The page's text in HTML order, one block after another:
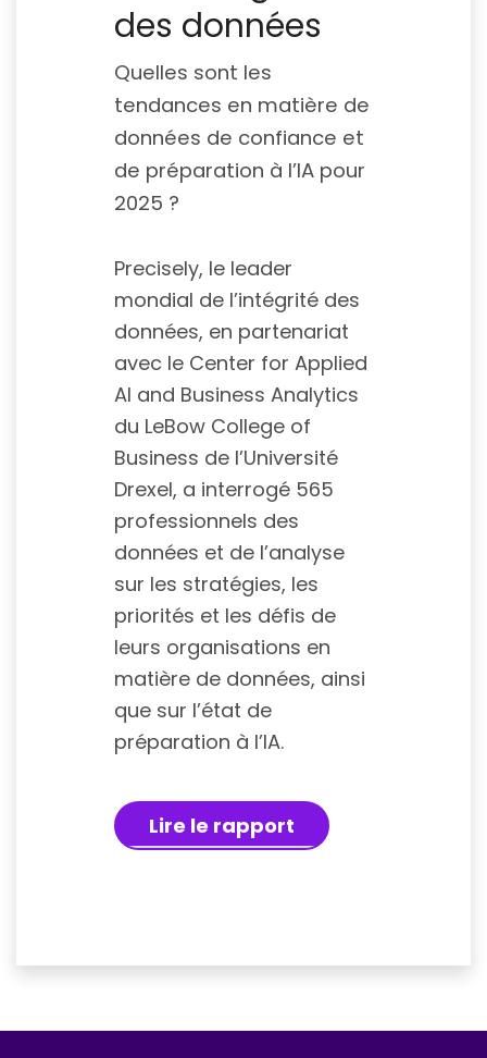
des données
Quelles sont les
tendances en matière de
données de confiance et
de préparation à l’IA pour
2025 ?
Precisely, le leader
mondial de l’intégrité des
données, en partenariat
avec le Center for Applied
AI and Business Analytics
du LeBow College of
Business de l’Université
Drexel, a interrogé 565
professionnels des
données et de l’analyse
sur les stratégies, les
priorités et les défis de
leurs organisations en
matière de données, ainsi
que sur l’état de
préparation à l’IA.
Lire le rapport